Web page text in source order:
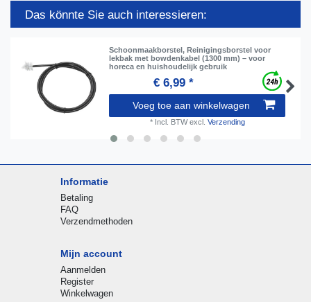
Das könnte Sie auch interessieren:
Schoonmaakborstel, Reinigingsborstel voor
lekbak met bowdenkabel (1300 mm) – voor
horeca en huishoudelijk gebruik
€ 6,99 *
Voeg toe aan winkelwagen
* Incl. BTWexcl. Verzending
Informatie
Betaling
FAQ
Verzendmethoden
Mijn account
Aanmelden
Register
Winkelwagen